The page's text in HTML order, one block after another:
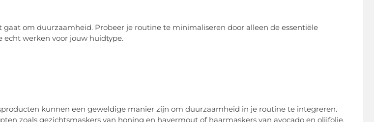
gaat om duurzaamheid. Probeer je routine te minimaliseren door alleen de essentiële
werken voor jouw huidtype.
kunnen een geweldige manier zijn om duurzaamheid in je routine te integreren.
zoals gezichtsmaskers van honing en havermout of haarmaskers van avocado en olijfolie.